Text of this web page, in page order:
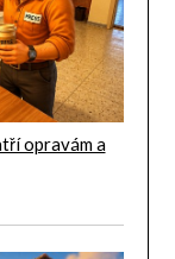
opravám a